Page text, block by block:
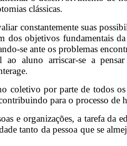
clássicas.
constantemente suas
dos objetivos fundamentais
se ante os problemas
ao aluno arriscar-se a
coletivo por parte de todos
para o processo
e organizações, a tarefa da
tanto da pessoa que se